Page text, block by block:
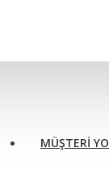
MÜŞTERI